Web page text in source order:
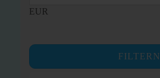
EUR
FILTERN